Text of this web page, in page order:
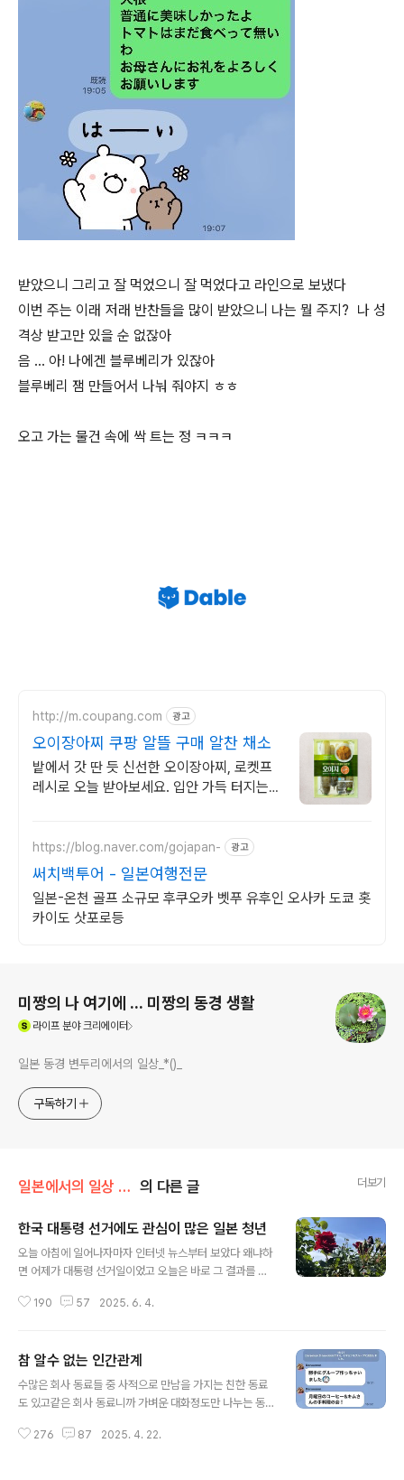
받았으니 그리고 잘 먹었으니 잘 먹었다고 라인으로 보냈다
이번 주는 이래 저래 반찬들을 많이 받았으니 나는 뭘 주지? 나 성
격상 받고만 있을 순 없잖아
음 … 아! 나에겐 블루베리가 있잖아
블루베리 잼 만들어서 나눠 줘야지 ㅎㅎ
오고 가는 물건 속에 싹 트는 정 ㅋㅋㅋ
http://m.coupang.com 광고
오이장아찌 쿠팡 알뜰 구매 알찬 채소
밭에서 갓 딴 듯 신선한 오이장아찌, 로켓프
레시로 오늘 받아보세요. 입안 가득 터지는
https://blog.naver.com/gojapan- 광고
써치백투어 - 일본여행전문
일본-온천 골프 소규모 후쿠오카 벳푸 유후인 오사카 도쿄 홋
카이도 삿포로등
미짱의 나 여기에 ... 미짱의 동경 생활
라이프분야 크리에이터
일본 동경 변두리에서의 일상_*()_
구독하기
일본에서의 일상 /사람들.. 의 다른 글 더보기
한국 대통령 선거에도 관심이 많은 일본 청년
오늘 아침에 일어나자마자 인터넷 뉴스부터 보았다 왜냐하
면 어제가 대통령 선거일이었고 오늘은 바로 그 결과를 알
스를 보다 보니 세상은 참 말도 많고 탈도 많은 것 같다 모
치색이 어쩌고 저쩌고 …보통 멘탈이 아니고서야 연예인을
못 할 것 같다우리 집 빨간 장미를 자랑하고 싶은데 정치색
어쩌고 할까 봐 ( 내가 뭔 유명인도 아니고 평범한 아줌마가
ㅋㅋㅋ) 어쨌든 빨간 장미와 파란 하늘 사진을 같이 올려 본
190 57 2025. 6. 4.
참 알수 없는 인간관계
수많은 회사 동료들 중 사적으로 만남을 가지는 친한 동료
도 있고같은 회사 동료니까 가벼운 대화정도만 나누는 동
있고인사조차 하기 싫어 되도록이면 눈을 안 마주치는 동
276 87 2025. 4. 22.